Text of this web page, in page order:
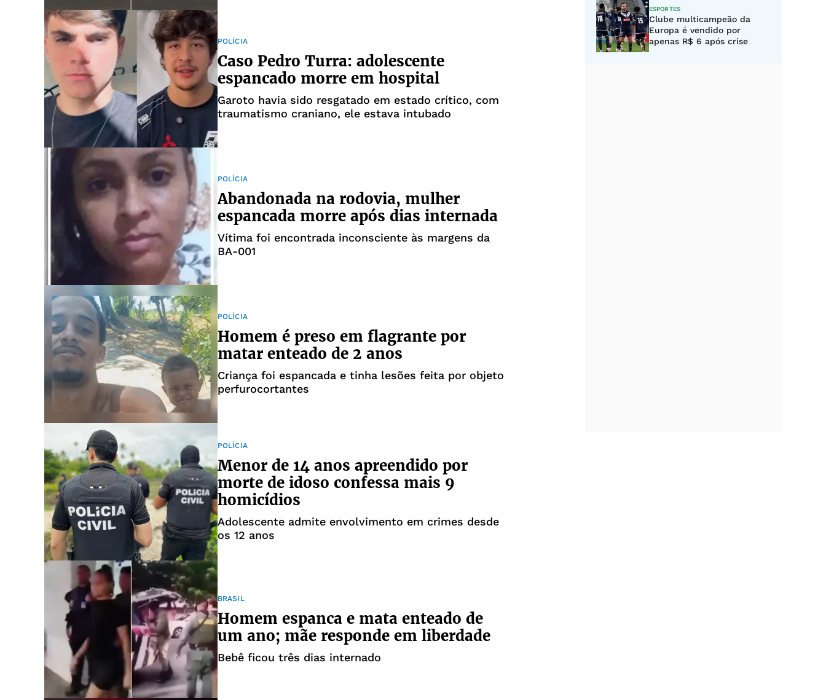
POLÍCIA
Caso Pedro Turra: adolescente
espancado morre em hospital
Garoto havia sido resgatado em estado crítico, com
traumatismo craniano, ele estava intubado
POLÍCIA
Abandonada na rodovia, mulher
espancada morre após dias internada
Vítima foi encontrada inconsciente às margens da
BA-001
POLÍCIA
Homem é preso em flagrante por
matar enteado de 2 anos
Criança foi espancada e tinha lesões feita por objeto
perfurocortantes
POLÍCIA
Menor de 14 anos apreendido por
morte de idoso confessa mais 9
homicídios
Adolescente admite envolvimento em crimes desde
os 12 anos
BRASIL
Homem espanca e mata enteado de
um ano; mãe responde em liberdade
Bebê ficou três dias internado
ESPORTES
Clube multicampeão da
Europa é vendido por
apenas R$ 6 após crise